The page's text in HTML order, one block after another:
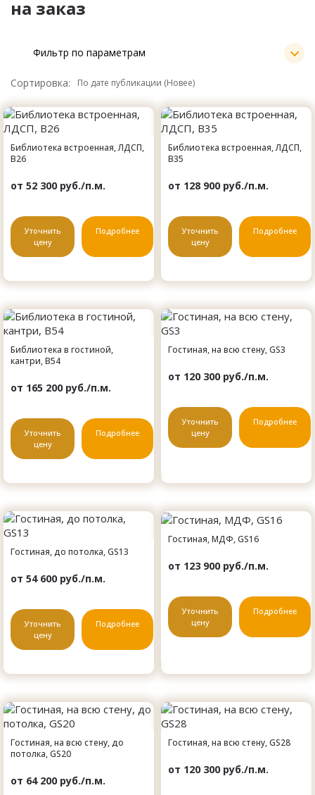
на заказ
Фильтр по параметрам
Сортировка:
Библиотека встроенная, ЛДСП,
B26
от 52 300 руб./п.м.
Уточнить
цену
Подробнее
Библиотека встроенная, ЛДСП,
B35
от 128 900 руб./п.м.
Уточнить
цену
Подробнее
Библиотека в гостиной,
кантри, B54
от 165 200 руб./п.м.
Уточнить
цену
Подробнее
Гостиная, на всю стену, GS3
от 120 300 руб./п.м.
Уточнить
цену
Подробнее
Гостиная, до потолка, GS13
от 54 600 руб./п.м.
Уточнить
цену
Подробнее
Гостиная, МДФ, GS16
от 123 900 руб./п.м.
Уточнить
цену
Подробнее
Гостиная, на всю стену, до
потолка, GS20
от 64 200 руб./п.м.
Гостиная, на всю стену, GS28
от 120 300 руб./п.м.